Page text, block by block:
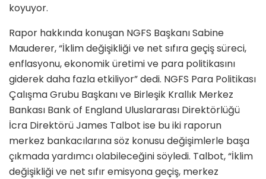
koyuyor.
Rapor hakkında konuşan NGFS Başkanı Sabine
Mauderer, “İklim değişikliği ve net sıfıra geçiş süreci,
enflasyonu, ekonomik üretimi ve para politikasını
giderek daha fazla etkiliyor” dedi. NGFS Para Politikası
Çalışma Grubu Başkanı ve Birleşik Krallık Merkez
Bankası Bank of England Uluslararası Direktörlüğü
İcra Direktörü James Talbot ise bu iki raporun
merkez bankacılarına söz konusu değişimlerle başa
çıkmada yardımcı olabileceğini söyledi. Talbot, “İklim
değişikliği ve net sıfır emisyona geçiş, merkez